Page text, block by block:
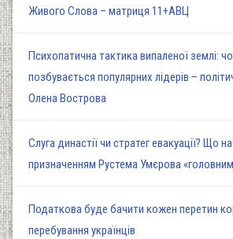
Живого Слова – матриця 11+АВЦ
Психопатична тактика випаленої землі:
позбувається популярних лідерів –
Олена Вострова
Слуга династії чи стратег евакуації? Що
призначенням Рустема Умєрова
Податкова буде бачити кожен перетин
перебування українців